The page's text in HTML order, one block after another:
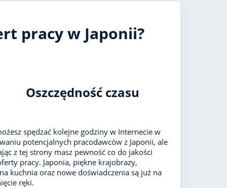
pracy w Japonii?
Oszczędność czasu
spędzać kolejne godziny w Internecie w
potencjalnych pracodawców z Japonii, ale
z tej strony masz pewność co do jakości
pracy. Japonia, piękne krajobrazy,
kuchnia oraz nowe doświadczenia są już na
ręki.